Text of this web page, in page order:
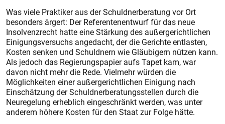
Was viele Praktiker aus der Schuldnerberatung vor Ort
besonders ärgert: Der Referentenentwurf für das neue
Insolvenzrecht hatte eine Stärkung des außergerichtlichen
Einigungsversuchs angedacht, der die Gerichte entlasten,
Kosten senken und Schuldnern wie Gläubigern nützen kann.
Als jedoch das Regierungspapier aufs Tapet kam, war
davon nicht mehr die Rede. Vielmehr würden die
Möglichkeiten einer außergerichtlichen Einigung nach
Einschätzung der Schuldnerberatungsstellen durch die
Neuregelung erheblich eingeschränkt werden, was unter
anderem höhere Kosten für den Staat zur Folge hätte.